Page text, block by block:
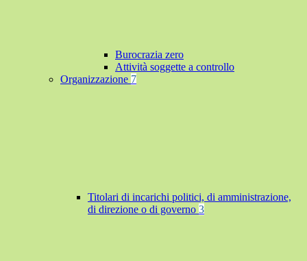
Burocrazia zero
Attività soggette a controllo
Organizzazione 7
Titolari di incarichi politici, di amministrazione,
di direzione o di governo 3